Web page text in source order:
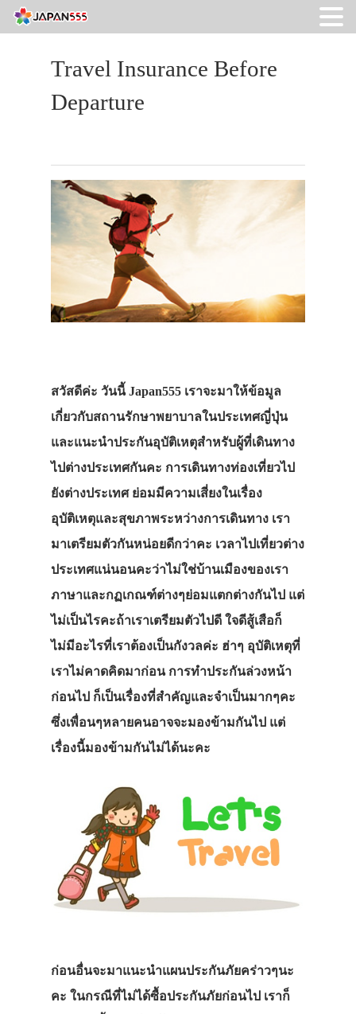
Travel Insurance Before
Departure
สวัสดีค่ะ วันนี้ Japan555 เราจะมาให้ข้อมูล
เกี่ยวกับสถานรักษาพยาบาลในประเทศญี่ปุ่น
และแนะนำประกันอุบัติเหตุสำหรับผู้ที่เดินทาง
ไปต่างประเทศกันคะ การเดินทางท่องเที่ยวไป
ยังต่างประเทศ ย่อมมีความเสี่ยงในเรื่อง
อุบัติเหตุและสุขภาพระหว่างการเดินทาง เรา
มาเตรียมตัวกันหน่อยดีกว่าคะ เวลาไปเที่ยวต่าง
ประเทศแน่นอนคะว่าไม่ใช่บ้านเมืองของเรา
ภาษาและกฏเกณฑ์ต่างๆย่อมแตกต่างกันไป แต่
ไม่เป็นไรคะถ้าเราเตรียมตัวไปดี ใจดีสู้เสือก็
ไม่มีอะไรที่เราต้องเป็นกังวลค่ะ ฮ่าๆ อุบัติเหตุที่
เราไม่คาดคิดมาก่อน การทำประกันล่วงหน้า
ก่อนไป ก็เป็นเรื่องที่สำคัญและจำเป็นมากๆคะ
ซึ่งเพื่อนๆหลายคนอาจจะมองข้ามกันไป แต่
เรื่องนี้มองข้ามกันไม่ได้นะคะ
ก่อนอื่นจะมาแนะนำแผนประกันภัยคร่าวๆนะ
คะ ในกรณีที่ไม่ได้ซื้อประกันภัยก่อนไป เราก็